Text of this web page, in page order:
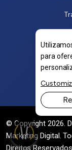
© Copyright 2026.
Marketing Digital.
Direitos Reservados
para